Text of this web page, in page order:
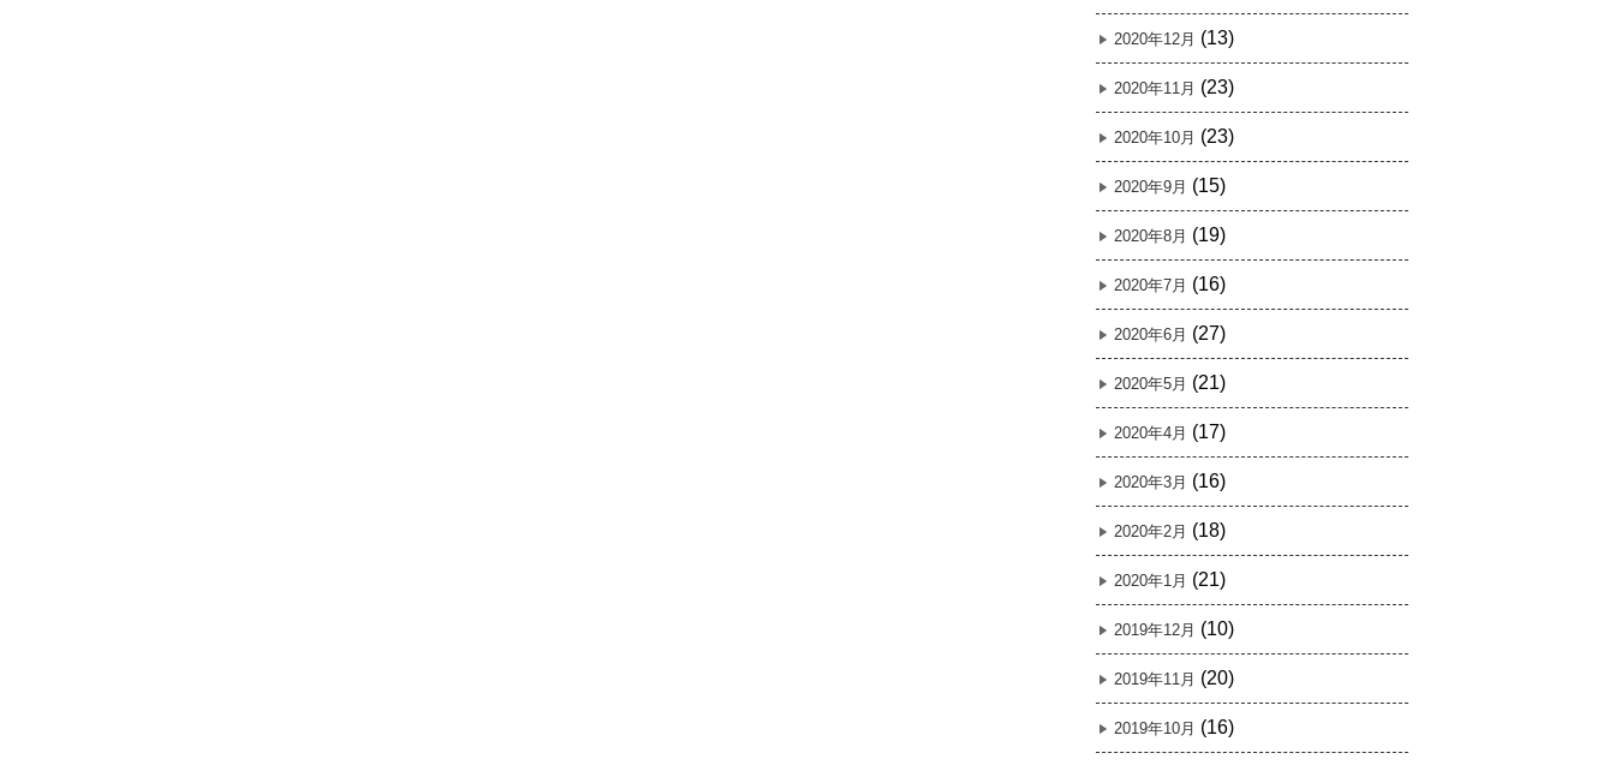
2020年12月 (13)
2020年11月 (23)
2020年10月 (23)
2020年9月 (15)
2020年8月 (19)
2020年7月 (16)
2020年6月 (27)
2020年5月 (21)
2020年4月 (17)
2020年3月 (16)
2020年2月 (18)
2020年1月 (21)
2019年12月 (10)
2019年11月 (20)
2019年10月 (16)